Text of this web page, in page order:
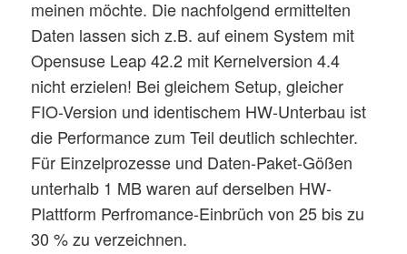
meinen möchte. Die nachfolgend ermittelten
Daten lassen sich z.B. auf einem System mit
Opensuse Leap 42.2 mit Kernelversion 4.4
nicht erzielen! Bei gleichem Setup, gleicher
FIO-Version und identischem HW-Unterbau ist
die Performance zum Teil deutlich schlechter.
Für Einzelprozesse und Daten-Paket-Gößen
unterhalb 1 MB waren auf derselben HW-
Plattform Perfromance-Einbrüch von 25 bis zu
30 % zu verzeichnen.